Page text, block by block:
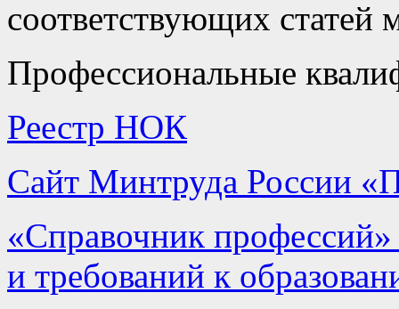
соответствующих статей
Профессиональные
Реестр НОК
Сайт Минтруда России
«Справочник
и требований к